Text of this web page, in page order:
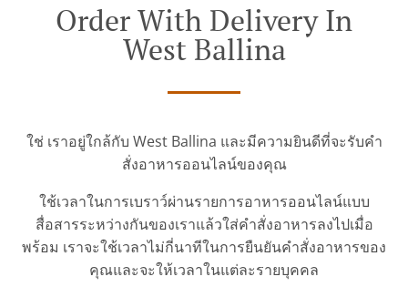
Order With Delivery In
West Ballina
ใช่ เราอยู่ใกล้กับ West Ballina และมีความยินดีที่จะรับคำ
สั่งอาหารออนไลน์ของคุณ
ใช้เวลาในการเบราว์ผ่านรายการอาหารออนไลน์แบบ
สื่อสารระหว่างกันของเราแล้วใส่คำสั่งอาหารลงไปเมื่อ
พร้อม เราจะใช้เวลาไม่กี่นาทีในการยืนยันคำสั่งอาหารของ
คุณและจะให้เวลาในแต่ละรายบุคคล